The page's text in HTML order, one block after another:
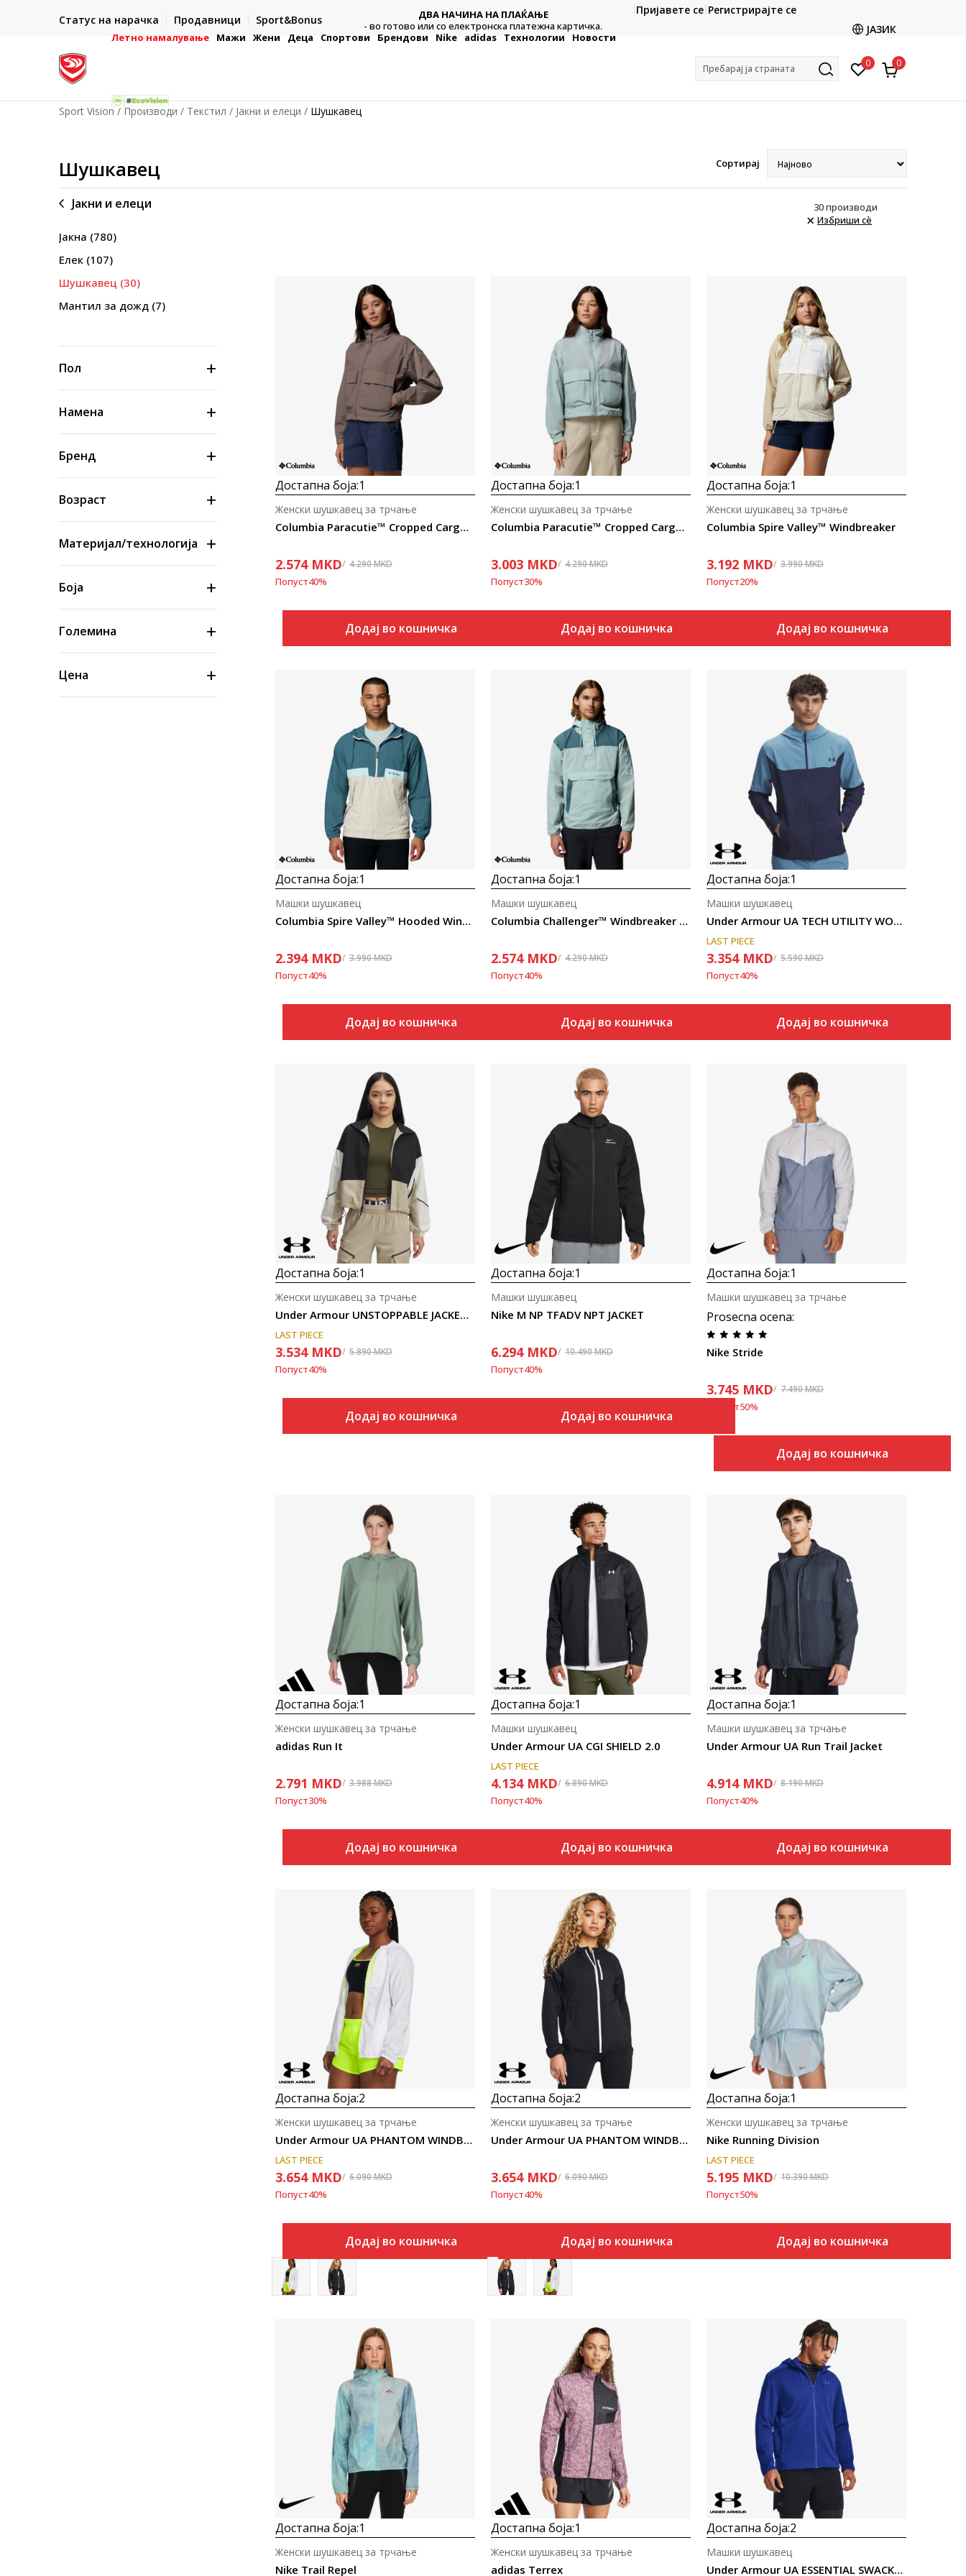
Статус на нарачка Продавници Sport&Bonus
платежна
ДВА НАЧИНА НА ПЛАЌАЊЕ
- во готово или со електронска платежна картичка.
Платете со картичка online и подигнете во продавницата
по ваш избор
Ценовник
Пријавете се Регистрирајте се
ЈАЗИК
Летно намалување Мажи Жени Деца Спортови Брендови Nike adidas Технологии Новости
Пребарај ја страната 0 0
Sport Vision Производи Текстил Јакни и елеци Шушкавец
Шушкавец Сортирај
Јакни и елеци
Јакна (780)
Елек (107)
Шушкавец (30)
Мантил за дожд (7)
Пол
Намена
Бренд
Возраст
Материјал/технологија
Боја
Големина
Цена
30производи
Избриши сè
Uporedi
Достапна боја:1
Columbia Paracutie™ Cropped Cargo Windbreaker
Женски шушкавец за трчање
2.574 MKD 4.290MKD
Попуст40%
Додај во кошничка
Uporedi
Достапна боја:1
Columbia Paracutie™ Cropped Cargo Windbreaker
Женски шушкавец за трчање
3.003 MKD 4.290MKD
Попуст30%
Додај во кошничка
Uporedi
Достапна боја:1
Columbia Spire Valley™ Windbreaker
Женски шушкавец за трчање
3.192 MKD 3.990MKD
Попуст20%
Додај во кошничка
Uporedi
Достапна боја:1
Columbia Spire Valley™ Hooded Windbreaker
Машки шушкавец
2.394 MKD 3.990MKD
Попуст40%
Додај во кошничка
Uporedi
Достапна боја:1
Columbia Challenger™ Windbreaker Anorak
Машки шушкавец
2.574 MKD 4.290MKD
Попуст40%
Додај во кошничка
Uporedi
Достапна боја:1
Under Armour UA TECH UTILITY WOVEN JCKT
Машки шушкавец
LAST PIECE
3.354 MKD 5.590MKD
Попуст40%
Додај во кошничка
Uporedi
Достапна боја:1
Under Armour UNSTOPPABLE JACKET-BLK
Женски шушкавец за трчање
LAST PIECE
3.534 MKD 5.890MKD
Попуст40%
Додај во кошничка
Достапна боја:1
Nike M NP TFADV NPT JACKET
Машки шушкавец
6.294 MKD 10.490MKD
Попуст40%
Додај во кошничка
Uporedi
Достапна боја:1
Prosecna ocena:
Nike Stride
Машки шушкавец за трчање
3.745 MKD 7.490MKD
Попуст50%
Додај во кошничка
Uporedi
Достапна боја:1
adidas Run It
Женски шушкавец за трчање
2.791 MKD 3.988MKD
Попуст30%
Додај во кошничка
Uporedi
Достапна боја:1
Under Armour UA CGI SHIELD 2.0
Машки шушкавец
LAST PIECE
4.134 MKD 6.890MKD
Попуст40%
Додај во кошничка
Uporedi
Достапна боја:1
Under Armour UA Run Trail Jacket
Машки шушкавец за трчање
4.914 MKD 8.190MKD
Попуст40%
Додај во кошничка
Uporedi
Достапна боја:2
Under Armour UA PHANTOM WINDBREAKER
Женски шушкавец за трчање
LAST PIECE
3.654 MKD 6.090MKD
Попуст40%
Додај во кошничка
Uporedi
Достапна боја:2
Under Armour UA PHANTOM WINDBREAKER
Женски шушкавец за трчање
3.654 MKD 6.090MKD
Попуст40%
Додај во кошничка
Uporedi
Достапна боја:1
Nike Running Division
Женски шушкавец за трчање
LAST PIECE
5.195 MKD 10.390MKD
Попуст50%
Додај во кошничка
Uporedi
Достапна боја:1
Nike Trail Repel
Женски шушкавец за трчање
Uporedi
Достапна боја:1
adidas Terrex
Женски шушкавец за трчање
Uporedi
Достапна боја:2
Under Armour UA ESSENTIAL SWACKET
Машки шушкавец